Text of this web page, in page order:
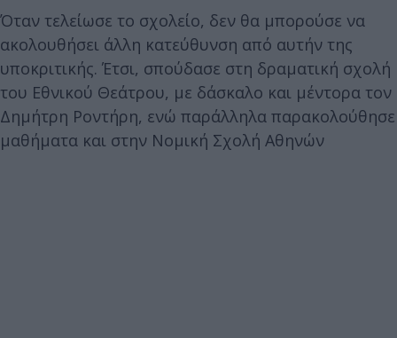
Όταν τελείωσε το σχολείο, δεν θα μπορούσε να
ακολουθήσει άλλη κατεύθυνση από αυτήν της
υποκριτικής. Έτσι, σπούδασε στη δραματική σχολή
του Εθνικού Θεάτρου, με δάσκαλο και μέντορα τον
Δημήτρη Ροντήρη, ενώ παράλληλα παρακολούθησε
μαθήματα και στην Νομική Σχολή Αθηνών